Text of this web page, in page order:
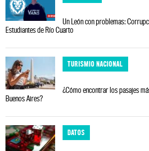
Un León con problemas:
Estudiantes de Río Cuarto
TURISMIO NACIONAL
¿Cómo encontrar los pasajes
Buenos Aires?
DATOS